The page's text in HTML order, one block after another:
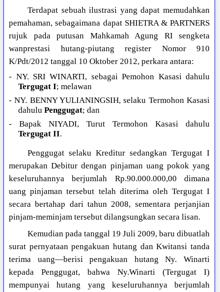
Terdapat sebuah ilustrasi yang dapat memudahkan
pemahaman, sebagaimana dapat SHIETRA & PARTNERS
rujuk pada putusan Mahkamah Agung RI sengketa
wanprestasi hutang-piutang register Nomor 910
K/Pdt/2012 tanggal 10 Oktober 2012, perkara antara:
- NY. SRI WINARTI, sebagai Pemohon Kasasi dahulu
Tergugat I; melawan
- NY. BENNY YULIANINGSIH, selaku Termohon Kasasi
dahuluPenggugat; dan
- Bapak NIYADI, Turut Termohon Kasasi dahulu
Tergugat II.
Penggugat selaku Kreditur sedangkan Tergugat I
merupakan Debitur dengan pinjaman uang pokok yang
keseluruhannya berjumlah Rp.90.000.000,00 dimana
uang pinjaman tersebut telah diterima oleh Tergugat I
secara bertahap dari tahun 2008, sementara perjanjian
pinjam-meminjam tersebut dilangsungkan secara lisan.
Kemudian pada tanggal 19 Juli 2009, baru dibuatlah
surat pernyataan pengakuan hutang dan Kwitansi tanda
terima uang—berisi pengakuan hutang Ny. Winarti
kepada Penggugat, bahwa Ny.Winarti (Tergugat I)
mempunyai hutang yang keseluruhannya berjumlah